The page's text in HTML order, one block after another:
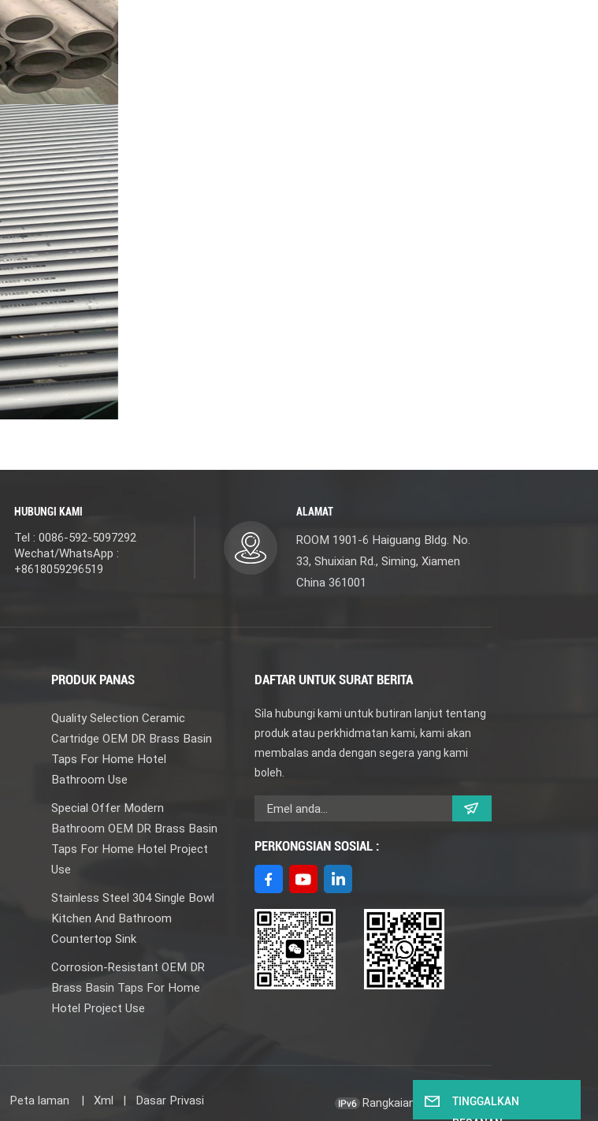
HUBUNGI KAMI
Tel : 0086-592-5097292
Wechat/WhatsApp :
+8618059296519
ALAMAT
ROOM 1901-6 Haiguang Bldg. No.
33, Shuixian Rd., Siming, Xiamen
China 361001
PRODUK PANAS
Quality Selection Ceramic
Cartridge OEM DR Brass Basin
Taps For Home Hotel
Bathroom Use
Special Offer Modern
Bathroom OEM DR Brass Basin
Taps For Home Hotel Project
Use
Stainless Steel 304 Single Bowl
Kitchen And Bathroom
Countertop Sink
Corrosion-Resistant OEM DR
Brass Basin Taps For Home
Hotel Project Use
DAFTAR UNTUK SURAT BERITA
Sila hubungi kami untuk butiran lanjut tentang
produk atau perkhidmatan kami, kami akan
membalas anda dengan segera yang kami
boleh.
PERKONGSIAN SOSIAL :
Peta laman Xml Dasar Privasi Rangkaian IPv6 disokong
TINGGALKAN